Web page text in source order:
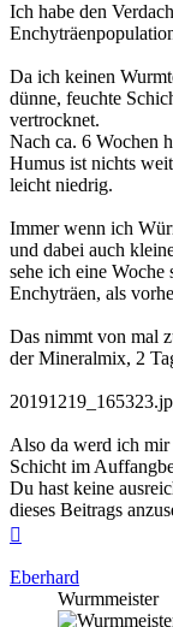
Ich habe den
Da ich keinen
dünne, feuchte
vertrocknet.
Nach ca. 6 Wochen
Humus ist nichts
leicht niedrig.
Immer wenn ich
und dabei auch
sehe ich eine Woche
Enchyträen, als
Das nimmt von mal
der Mineralmix, 2
Also da werd ich mir
Schicht im
Du hast keine
dieses Beitrags
Eberhard
Wurmmeister